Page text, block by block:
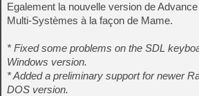
Egalement la nouvelle version de
Multi-Systèmes à la façon de Mame.
* Fixed some problems on the SDL
Windows version.
* Added a preliminary support for newer
DOS version.